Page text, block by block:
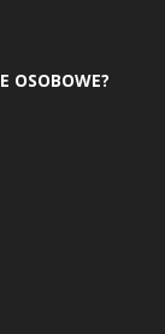
OSOBOWE?